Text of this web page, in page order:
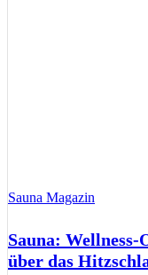
Sauna Magazin
Sauna: Wellness-
über das